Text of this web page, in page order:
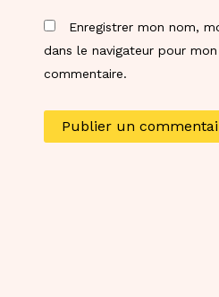
Enregistrer mon nom,
dans le navigateur pour
commentaire.